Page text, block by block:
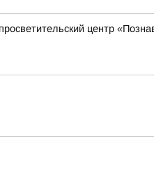
центр